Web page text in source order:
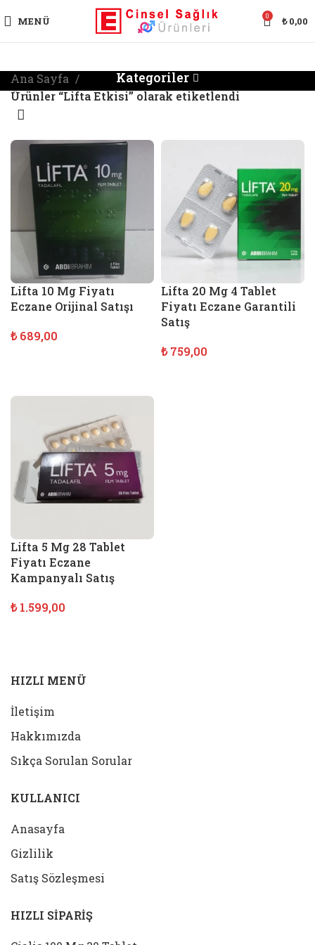
MENÜ 0 ₺0,00
Kategoriler
Ana Sayfa
Ürünler “Lifta Etkisi” olarak etiketlendi
Lifta 10 Mg Fiyatı
Eczane Orijinal Satışı
₺689,00
Lifta 20 Mg 4 Tablet
Fiyatı Eczane Garantili
Satış
₺759,00
Lifta 5 Mg 28 Tablet
Fiyatı Eczane
Kampanyalı Satış
₺1.599,00
HIZLI MENÜ
İletişim
Hakkımızda
Sıkça Sorulan Sorular
KULLANICI
Anasayfa
Gizlilik
Satış Sözleşmesi
HIZLI SİPARİŞ